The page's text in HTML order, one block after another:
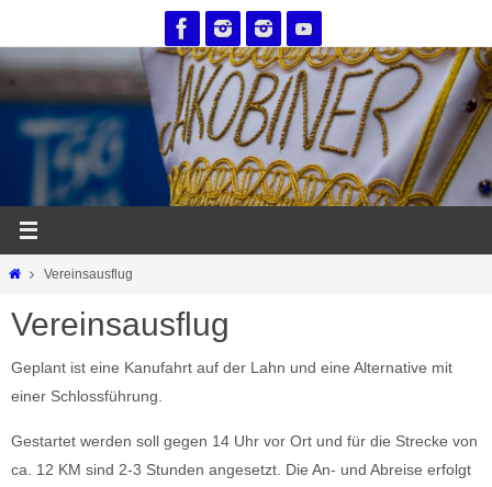
Inhalt
springen
StartVereinsausflug
Vereinsausflug
Geplant ist eine Kanufahrt auf der Lahn und eine Alternative mit
einer Schlossführung.
Gestartet werden soll gegen 14 Uhr vor Ort und für die Strecke von
ca. 12 KM sind 2-3 Stunden angesetzt. Die An- und Abreise erfolgt